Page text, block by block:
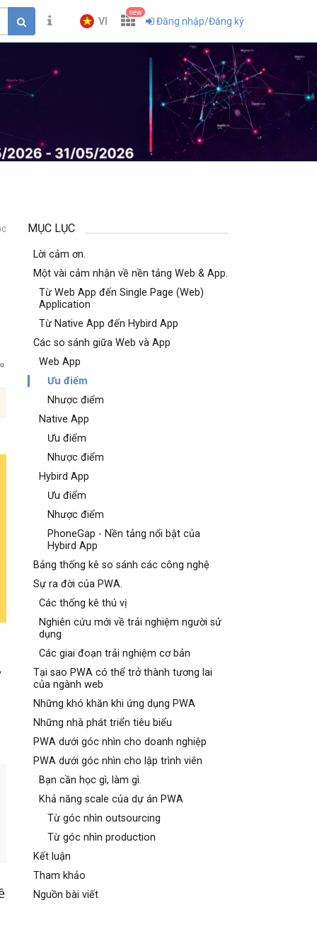
VI
new
Đăng nhập/Đăng ký
MỤC LỤC
Lời cảm ơn.
Một vài cảm nhận về nền tảng Web & App.
Từ Web App đến Single Page (Web)
Application
Từ Native App đến Hybird App
Các so sánh giữa Web và App
Web App
Ưu điểm
Nhược điểm
Native App
Ưu điểm
Nhược điểm
Hybird App
Ưu điểm
Nhược điểm
PhoneGap - Nền tảng nổi bật của
Hybird App
Bảng thống kê so sánh các công nghệ
Sự ra đời của PWA.
Các thống kê thú vị
Nghiên cứu mới về trải nghiệm người sử
dụng
Các giai đoạn trải nghiệm cơ bản
Tại sao PWA có thể trở thành tương lai
của ngành web
Những khó khăn khi ứng dụng PWA
Những nhà phát triển tiêu biểu
PWA dưới góc nhìn cho doanh nghiệp
PWA dưới góc nhìn cho lập trình viên
Bạn cần học gì, làm gì.
Khả năng scale của dự án PWA
Từ góc nhìn outsourcing
Từ góc nhìn production
Kết luận
Tham khảo
Nguồn bài viết